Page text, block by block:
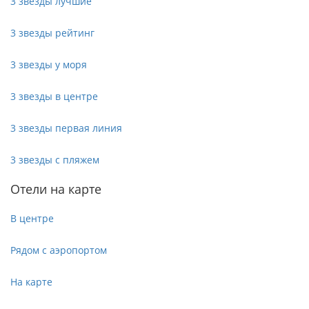
3 звезды рейтинг
3 звезды у моря
3 звезды в центре
3 звезды первая линия
3 звезды с пляжем
Отели на карте
В центре
Рядом с аэропортом
На карте